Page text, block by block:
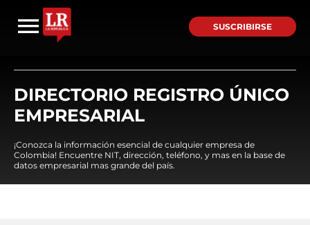
SUSCRIBIRSE
DIRECTORIO REGISTRO ÚNICO
EMPRESARIAL
¡Conozca la información esencial de cualquier empresa de
Colombia! Encuentre NIT, dirección, teléfono, y mas en la base de
datos empresarial mas grande del país.